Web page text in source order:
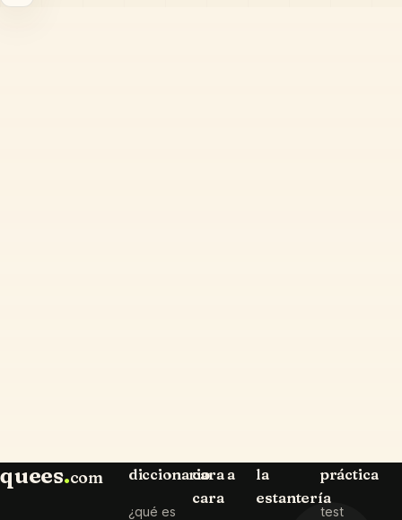
quees.com diccionario
¿qué es
cara a
cara
la
estantería
práctica
test